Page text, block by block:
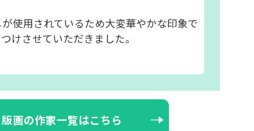
使用されているため大変華やかな印象で
けさせていただきました。
版画の作家一覧はこちら